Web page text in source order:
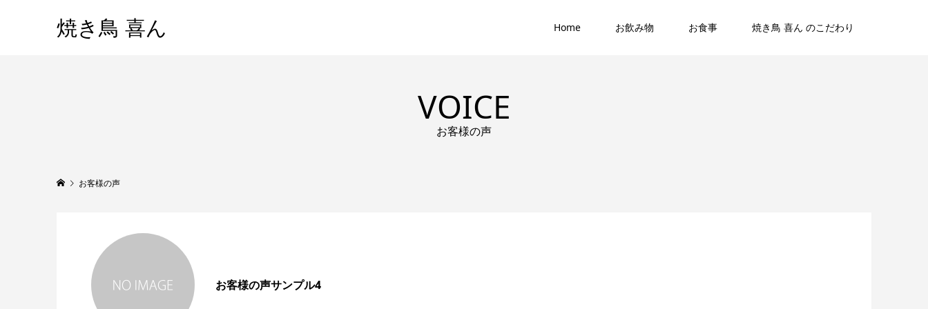
焼き鳥 喜ん Home お飲み物 お食事 焼き鳥 喜ん のこだわり
VOICE
お客様の声
お客様の声
お客様の声サンプル4